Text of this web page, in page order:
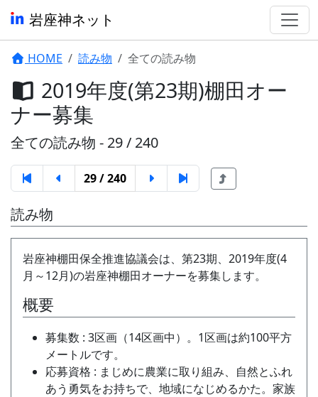
岩座神ネット
HOME 読み物 全ての読み物
2019年度(第23期)棚田オー
ナー募集
全ての読み物 - 29 / 240
29 / 240
読み物
岩座神棚田保全推進協議会は、第23期、2019年度(4
月～12月)の岩座神棚田オーナーを募集します。
概要
募集数 : 3区画（14区画中）。1区画は約100平方
メートルです。
応募資格 : まじめに農業に取り組み、自然とふれ
あう勇気をお持ちで、地域になじめるかた。家族